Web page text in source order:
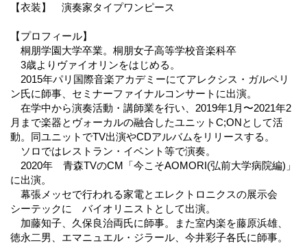
【衣装】 演奏家タイプワンピース
【プロフィール】
桐朋学園大学卒業。桐朋女子高等学校音楽科卒
3歳よりヴァイオリンをはじめる。
2015年パリ国際音楽アカデミーにてアレクシス・ガルペリ
ン氏に師事、セミナーファイナルコンサートに出演。
在学中から演奏活動・講師業を行い、2019年1月〜2021年2
月まで楽器とヴォーカルの融合したユニットC;ONとして活
動。同ユニットでTV出演やCDアルバムをリリースする。
ソロではレストラン・イベント等で演奏。
2020年 青森TVのCM「今こそAOMORI(弘前大学病院編)」
に出演。
幕張メッセで行われる家電とエレクトロニクスの展示会
シーテックに バイオリニストとして出演。
加藤知子、久保良治両氏に師事。また室内楽を藤原浜雄、
徳永二男、エマニュエル・ジラール、今井彩子各氏に師事。